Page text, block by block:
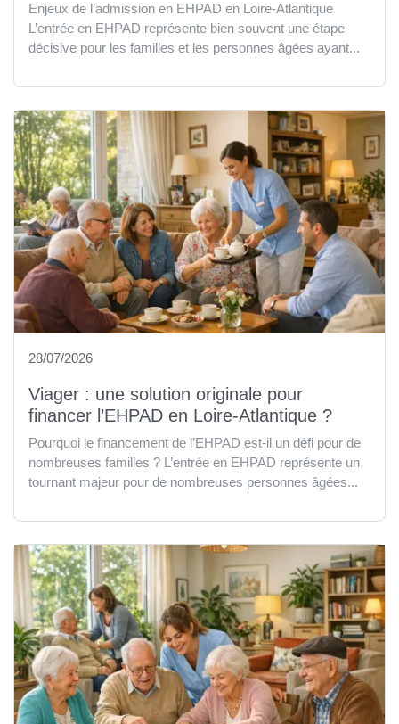
Enjeux de l’admission en EHPAD en Loire-Atlantique
L’entrée en EHPAD représente bien souvent une étape
décisive pour les familles et les personnes âgées ayant...
28/07/2026
Viager : une solution originale pour
financer l’EHPAD en Loire-Atlantique ?
Pourquoi le financement de l’EHPAD est-il un défi pour de
nombreuses familles ? L’entrée en EHPAD représente un
tournant majeur pour de nombreuses personnes âgées...